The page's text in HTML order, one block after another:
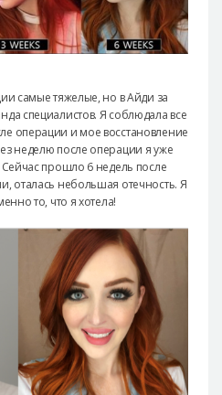
самые тяжелые, но в Айди за
специалистов. Я соблюдала все
операции и мое восстановление
неделю после операции я уже
прошло 6 недель после
оталась небольшая отечность. Я
то, что я хотела!